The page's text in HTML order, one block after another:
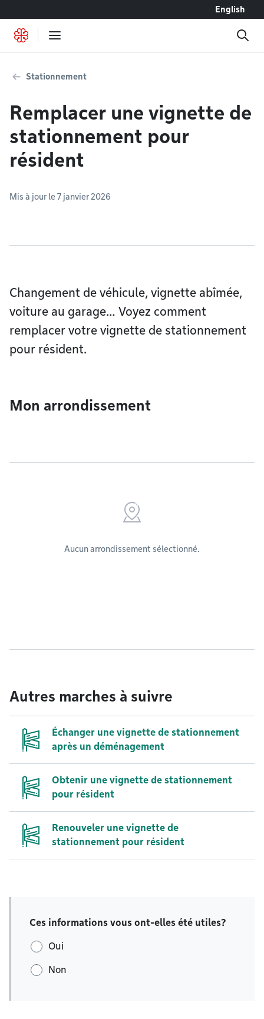
English
Stationnement
Remplacer une vignette de
stationnement pour
résident
Mis à jour le 7 janvier 2026
Changement de véhicule, vignette abîmée,
voiture au garage… Voyez comment
remplacer votre vignette de stationnement
pour résident.
Mon arrondissement
Aucun arrondissement sélectionné.
Autres marches à suivre
Échanger une vignette de stationnement
après un déménagement
Obtenir une vignette de stationnement
pour résident
Renouveler une vignette de
stationnement pour résident
Ces informations vous ont-elles été utiles?
Oui
Non